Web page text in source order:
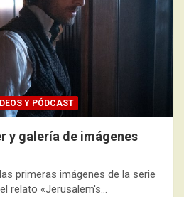
Y PÓDCAST
y galería de imágenes
primeras imágenes de la serie
relato «Jerusalem's…